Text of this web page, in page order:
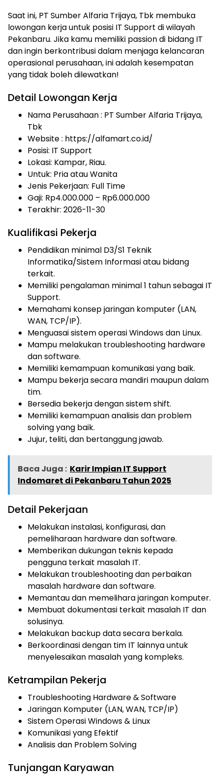
Saat ini, PT Sumber Alfaria Trijaya, Tbk membuka
lowongan kerja untuk posisi IT Support di wilayah
Pekanbaru. Jika kamu memiliki passion di bidang IT
dan ingin berkontribusi dalam menjaga kelancaran
operasional perusahaan, ini adalah kesempatan
yang tidak boleh dilewatkan!
Detail Lowongan Kerja
Nama Perusahaan : PT Sumber Alfaria Trijaya,
Tbk
Website : https://alfamart.co.id/
Posisi: IT Support
Lokasi: Kampar, Riau.
Untuk: Pria atau Wanita
Jenis Pekerjaan: Full Time
Gaji: Rp4.000.000 – Rp6.000.000
Terakhir: 2026-11-30
Kualifikasi Pekerja
Pendidikan minimal D3/S1 Teknik
Informatika/Sistem Informasi atau bidang
terkait.
Memiliki pengalaman minimal 1 tahun sebagai IT
Support.
Memahami konsep jaringan komputer (LAN,
WAN, TCP/IP).
Menguasai sistem operasi Windows dan Linux.
Mampu melakukan troubleshooting hardware
dan software.
Memiliki kemampuan komunikasi yang baik.
Mampu bekerja secara mandiri maupun dalam
tim.
Bersedia bekerja dengan sistem shift.
Memiliki kemampuan analisis dan problem
solving yang baik.
Jujur, teliti, dan bertanggung jawab.
Baca Juga : Karir Impian IT Support
Indomaret di Pekanbaru Tahun 2025
Detail Pekerjaan
Melakukan instalasi, konfigurasi, dan
pemeliharaan hardware dan software.
Memberikan dukungan teknis kepada
pengguna terkait masalah IT.
Melakukan troubleshooting dan perbaikan
masalah hardware dan software.
Memantau dan memelihara jaringan komputer.
Membuat dokumentasi terkait masalah IT dan
solusinya.
Melakukan backup data secara berkala.
Berkoordinasi dengan tim IT lainnya untuk
menyelesaikan masalah yang kompleks.
Ketrampilan Pekerja
Troubleshooting Hardware & Software
Jaringan Komputer (LAN, WAN, TCP/IP)
Sistem Operasi Windows & Linux
Komunikasi yang Efektif
Analisis dan Problem Solving
Tunjangan Karyawan